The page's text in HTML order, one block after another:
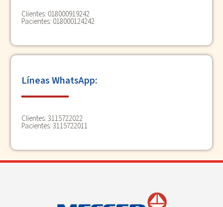
Clientes: 018000919242
Pacientes: 018000124242
Líneas WhatsApp:
Clientes:3115722022
Pacientes:3115722011